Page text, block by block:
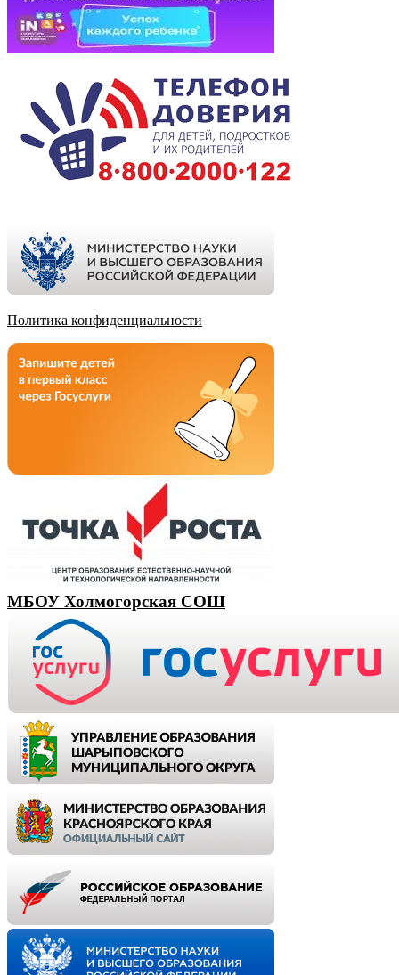
Политика конфиденциальности
МБОУ Холмогорская СОШ